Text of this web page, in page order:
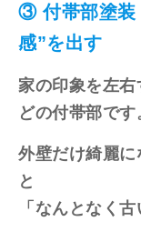
③ 付帯部塗装
感”を出す
家の印象を左
どの付帯部です
外壁だけ綺麗
と
「なんとなく